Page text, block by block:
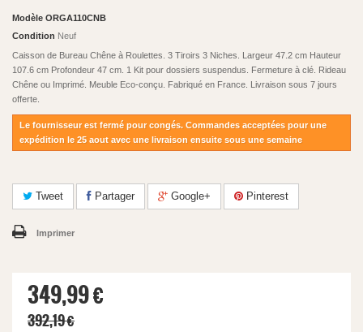
Modèle ORGA110CNB
Condition Neuf
Caisson de Bureau Chêne à Roulettes. 3 Tiroirs 3 Niches. Largeur 47.2 cm Hauteur
107.6 cm Profondeur 47 cm. 1 Kit pour dossiers suspendus. Fermeture à clé. Rideau
Chêne ou Imprimé. Meuble Eco-conçu. Fabriqué en France. Livraison sous 7 jours
offerte.
Le fournisseur est fermé pour congés. Commandes acceptées pour une
expédition le 25 aout avec une livraison ensuite sous une semaine
Tweet Partager Google+ Pinterest
Imprimer
349,99 €
392,19 €